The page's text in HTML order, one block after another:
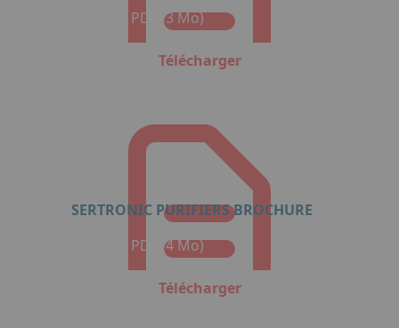
Format : PDF (3 Mo)
Télécharger
SERTRONIC PURIFIERS BROCHURE
Format : PDF (4 Mo)
Télécharger